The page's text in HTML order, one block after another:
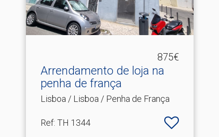
875€
Arrendamento de loja na
penha de frança
Lisboa / Lisboa / Penha de França
Ref: TH 1344